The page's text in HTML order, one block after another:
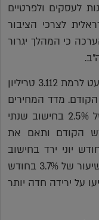
לעסקים ולפרטיים
לצרכי הציבור
כי המהלך יגרור
יתרות המט"ח של סין בחודש יולי עלו מעט לרמת 3.112 טריליון
בחודש הקודם. מדד המחירים
לצרכן בסין בחודש יוני עלה בשיעור של 2.5% בחישוב שנתי
בשיעור של 2.4% בחודש הקודם ותאם את
יוני ירד בחישוב
שנתי בשיעור של 3.0% לעומת ירידה בשיעור של 3.7% בחודש
על ירידה חדה יותר